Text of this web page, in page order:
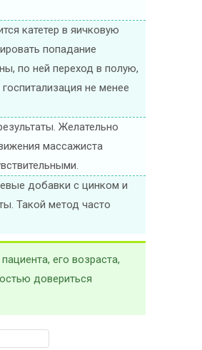
катетер в яичковую
попадание
по ней переход в полую,
не менее
Желательно
массажиста
добавки с цинком и
Такой метод часто
его возраста,
довериться